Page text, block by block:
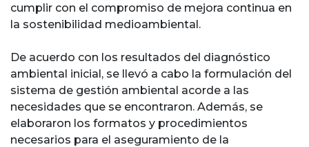
cumplir con el compromiso de mejora continua en
la sostenibilidad medioambiental.
De acuerdo con los resultados del diagnóstico
ambiental inicial, se llevó a cabo la formulación del
sistema de gestión ambiental acorde a las
necesidades que se encontraron. Además, se
elaboraron los formatos y procedimientos
necesarios para el aseguramiento de la